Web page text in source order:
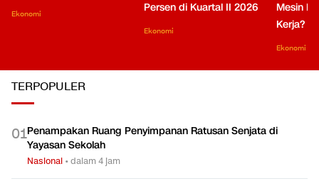
Ekonomi
Persen di Kuartal II 2026
Ekonomi
Mesin
Kerja?
Ekonomi
TERPOPULER
01Penampakan Ruang Penyimpanan Ratusan Senjata di
Yayasan Sekolah
Nasional •dalam 4 jam